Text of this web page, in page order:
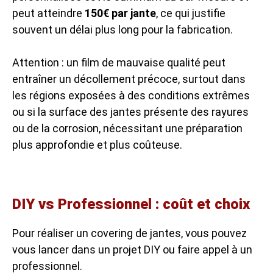
peut atteindre 150€ par jante, ce qui justifie
souvent un délai plus long pour la fabrication.
Attention : un film de mauvaise qualité peut
entraîner un décollement précoce, surtout dans
les régions exposées à des conditions extrêmes
ou si la surface des jantes présente des rayures
ou de la corrosion, nécessitant une préparation
plus approfondie et plus coûteuse.
DIY vs Professionnel : coût et choix
Pour réaliser un covering de jantes, vous pouvez
vous lancer dans un projet DIY ou faire appel à un
professionnel.